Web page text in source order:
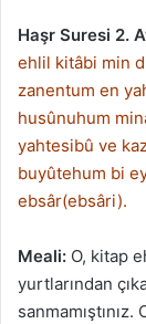
Haşr Suresi 2.
ehlil kitâbi min
zanentum en
husûnuhum
yahtesibû ve
buyûtehum bi
ebsâr(ebsâri).
Meali: O, kitap
yurtlarından